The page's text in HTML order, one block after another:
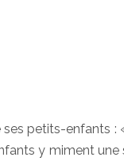
petits-enfants
y miment